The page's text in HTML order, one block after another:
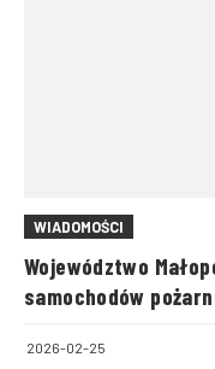
WIADOMOŚCI
Województwo
samochodów
2026-02-25